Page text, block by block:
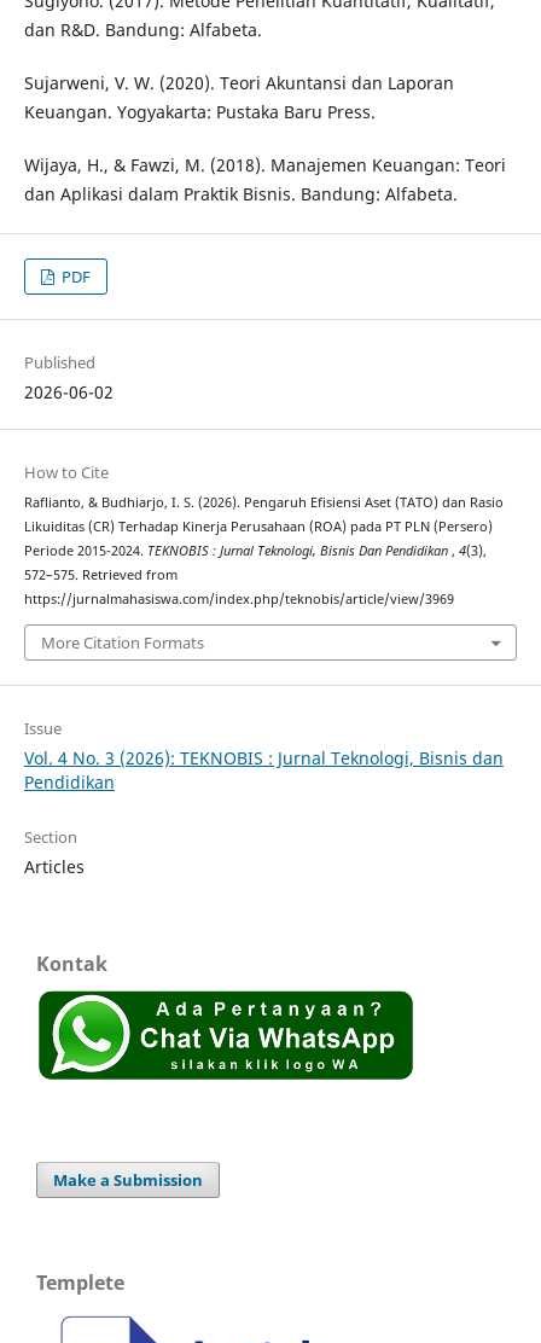
dan R&D. Bandung: Alfabeta.
Sujarweni, V. W. (2020). Teori Akuntansi dan Laporan
Keuangan. Yogyakarta: Pustaka Baru Press.
Wijaya, H., & Fawzi, M. (2018). Manajemen Keuangan: Teori
dan Aplikasi dalam Praktik Bisnis. Bandung: Alfabeta.
PDF
Published
2026-06-02
How to Cite
Raflianto, & Budhiarjo, I. S. (2026). Pengaruh Efisiensi Aset (TATO) dan Rasio
Likuiditas (CR) Terhadap Kinerja Perusahaan (ROA) pada PT PLN (Persero)
Periode 2015-2024. TEKNOBIS : Jurnal Teknologi, Bisnis Dan Pendidikan , 4(3),
572–575. Retrieved from
https://jurnalmahasiswa.com/index.php/teknobis/article/view/3969
More Citation Formats
Issue
Vol. 4 No. 3 (2026): TEKNOBIS : Jurnal Teknologi, Bisnis dan
Pendidikan
Section
Articles
Kontak
Make a Submission
Templete